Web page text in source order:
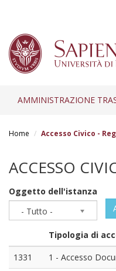
AMMINISTRAZIONE
Home Accesso Civico -
ACCESSO
Oggetto dell'istanza
- Tutto -
Tipologia di
1331
1 - Accesso